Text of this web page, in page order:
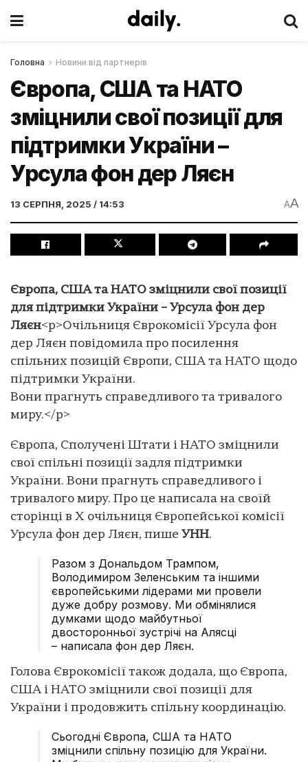
Головна Новини від партнерів
Європа, США та НАТО
зміцнили свої позиції для
підтримки України –
Урсула фон дер Ляєн
13 СЕРПНЯ, 2025 / 14:53 AA
Європа, США та НАТО зміцнили свої позиції
для підтримки України – Урсула фон дер
Ляєн<p>Очільниця Єврокомісії Урсула фон
дер Ляєн повідомила про посилення
спільних позицій Європи, США та НАТО щодо
підтримки України.
Вони прагнуть справедливого та тривалого
миру.</p>
Європа, Сполучені Штати і НАТО зміцнили
свої спільні позиції задля підтримки
України. Вони прагнуть справедливого і
тривалого миру. Про це написала на своїй
сторінці в Х очільниця Європейської комісії
Урсула фон дер Ляєн, пише УНН.
Разом з Дональдом Трампом,
Володимиром Зеленським та іншими
європейськими лідерами ми провели
дуже добру розмову. Ми обмінялися
думками щодо майбутньої
двосторонньої зустрічі на Алясці
– написала фон дер Ляєн.
Голова Єврокомісії також додала, що Європа,
США і НАТО зміцнили свої позиції для
України і продовжить спільну координацію.
Сьогодні Європа, США та НАТО
зміцнили спільну позицію для України.